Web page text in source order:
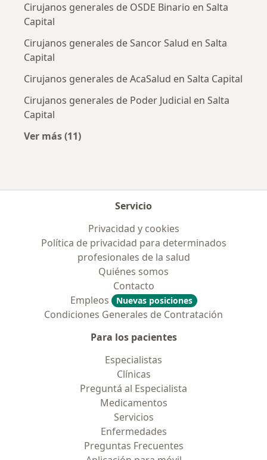
Cirujanos generales de OSDE Binario en Salta
Capital
Cirujanos generales de Sancor Salud en Salta
Capital
Cirujanos generales de AcaSalud en Salta Capital
Cirujanos generales de Poder Judicial en Salta
Capital
Ver más (11)
Servicio
Privacidad y cookies
Política de privacidad para determinados
profesionales de la salud
Quiénes somos
Contacto
Empleos
Nuevas posiciones
Condiciones Generales de Contratación
Para los pacientes
Especialistas
Clínicas
Preguntá al Especialista
Medicamentos
Servicios
Enfermedades
Preguntas Frecuentes